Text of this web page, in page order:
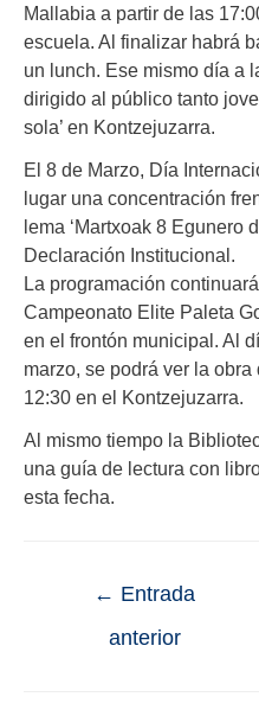
Mallabia a partir de las
escuela. Al finalizar habrá
un lunch. Ese mismo día a
dirigido al público tanto
sola’ en Kontzejuzarra.
El 8 de Marzo, Día
lugar una concentración
lema ‘Martxoak 8 Egunero
Declaración Institucional.
La programación
Campeonato Elite Paleta
en el frontón municipal. Al
marzo, se podrá ver la obra
12:30 en el Kontzejuzarra.
Al mismo tiempo la
una guía de lectura con
esta fecha.
← Entrada
anterior